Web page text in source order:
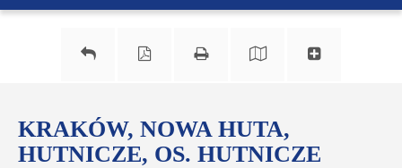
KRAKÓW, NOWA HUTA,
HUTNICZE, OS. HUTNICZE